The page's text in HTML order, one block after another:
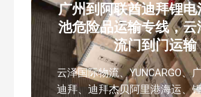
广州到阿联酋迪拜锂电
池危险品运输专线，云
流门到门运输
云泽国际物流、YUNCARGO、
迪拜、迪拜杰贝阿里港海运、